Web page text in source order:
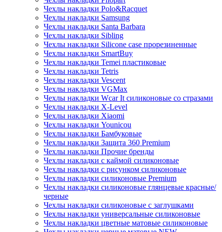
Чехлы накладки Polo&Racquet
Чехлы накладки Samsung
Чехлы накладки Santa Barbara
Чехлы накладки Sibling
Чехлы накладки Silicone case прорезиненные
Чехлы накладки SmartBuy
Чехлы накладки Temei пластиковые
Чехлы накладки Tetris
Чехлы накладки Vescent
Чехлы накладки VGMax
Чехлы накладки Wcar It силиконовые со стразами
Чехлы накладки X-Level
Чехлы накладки Xiaomi
Чехлы накладки Younicou
Чехлы накладки Бамбуковые
Чехлы накладки Защита 360 Premium
Чехлы накладки Прочие бренды
Чехлы накладки с каймой силиконовые
Чехлы накладки с рисунком силиконовые
Чехлы накладки силиконовые Premium
Чехлы накладки силиконовые глянцевые красные/
черные
Чехлы накладки силиконовые с заглушками
Чехлы накладки универсальные силиконовые
Чехлы накладки цветные матовые силиконовые